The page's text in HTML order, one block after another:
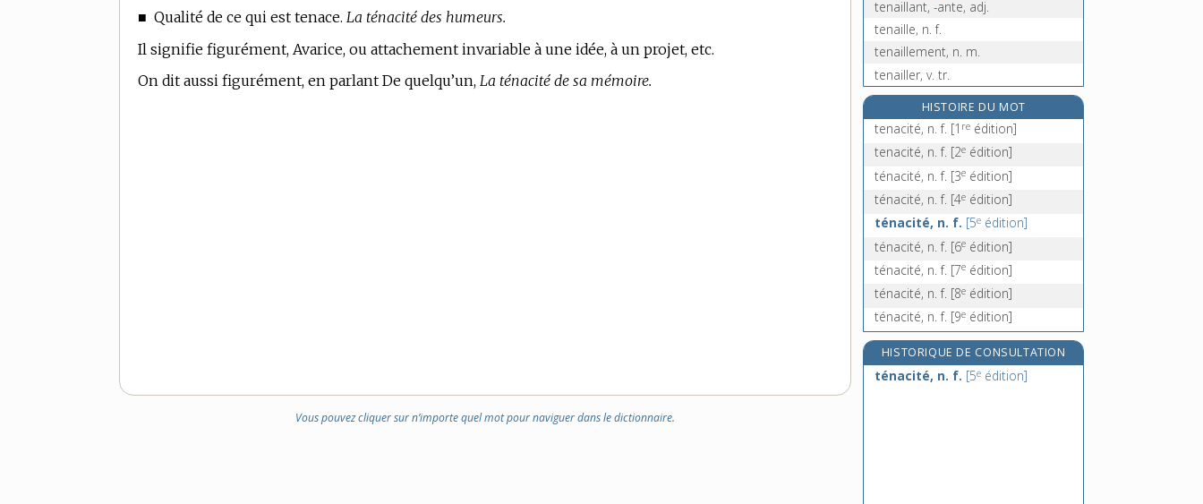
■ Qualité de ce qui est tenace. La ténacité des humeurs.
Il signifie figurément, Avarice, ou attachement invariable à une idée, à un projet, etc.
On dit aussi figurément, en parlant De quelqu’un, La ténacité de sa mémoire.
Vous pouvez cliquer sur n’importe quel mot pour naviguer dans le dictionnaire.
tenaillant, -ante, adj.
tenaille, n. f.
tenaillement, n. m.
tenailler, v. tr.
tenaillon, n. m.
tenancier, -ière, n.
HISTOIRE DU MOT
tenacité, n. f. [1 re édition]
tenacité, n. f. [2e édition]
ténacité, n. f. [3e édition]
ténacité, n. f. [4e édition]
ténacité, n. f. [5e édition]
ténacité, n. f. [6e édition]
ténacité, n. f. [7e édition]
ténacité, n. f. [8e édition]
ténacité, n. f. [9e édition]
HISTORIQUE DE CONSULTATION
ténacité, n. f. [5e édition]